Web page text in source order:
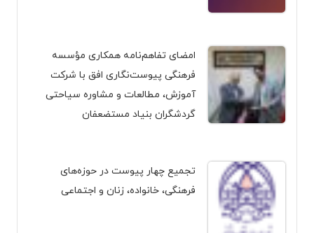
امضای تفاهم‌نامه همکاری مؤسسه
فرهنگی پیوست‌نگاری افق با شرکت
آموزش، مطالعات و مشاوره سیاحتی
گردشگران بنیاد مستضعفان
تجمیع چهار پیوست در حوزه‌های
فرهنگی، خانواده، زنان و اجتماعی